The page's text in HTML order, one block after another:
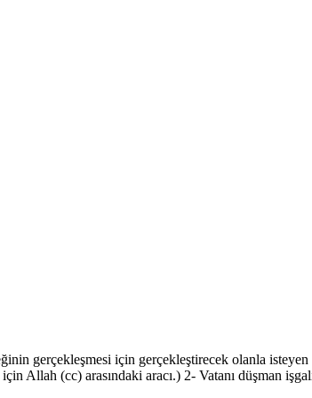
gerçekleşmesi için gerçekleştirecek olanla
Allah (cc) arasındaki aracı.) 2- Vatanı düşman